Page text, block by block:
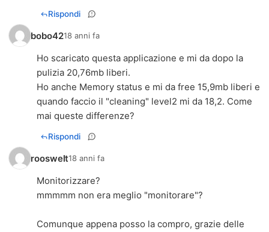
Rispondi
bobo4218 anni fa
Ho scaricato questa applicazione e mi da dopo la
pulizia 20,76mb liberi.
Ho anche Memory status e mi da free 15,9mb liberi e
quando faccio il "cleaning" level2 mi da 18,2. Come
mai queste differenze?
Rispondi
rooswelt18 anni fa
Monitorizzare?
mmmmm non era meglio "monitorare"?
Comunque appena posso la compro, grazie delle